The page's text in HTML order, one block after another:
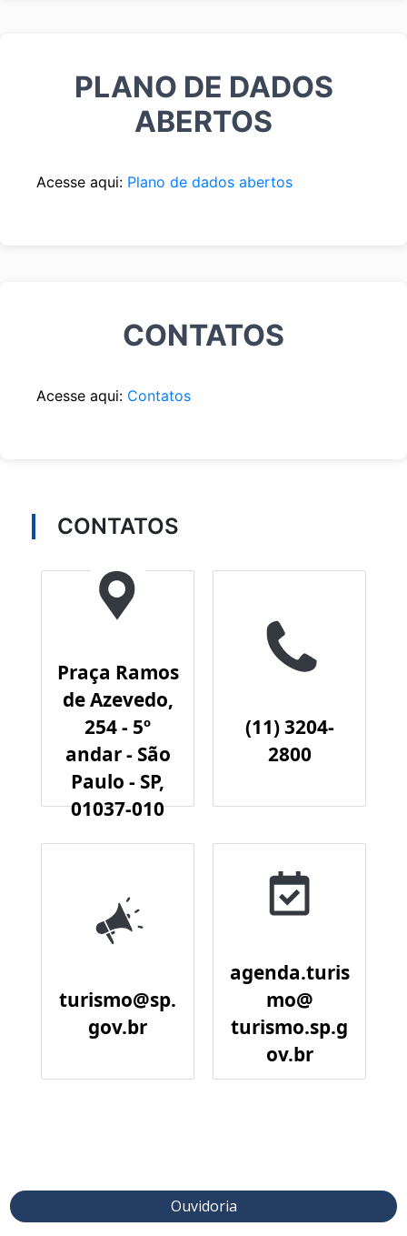
PLANO DE DADOS
ABERTOS
Acesse aqui: Plano de dados abertos
CONTATOS
Acesse aqui: Contatos
CONTATOS
Praça Ramos
de Azevedo,
254 - 5º
andar - São
Paulo - SP,
01037-010
(11) 3204-
2800
turismo@sp.
gov.br
agenda.turis
mo@
turismo.sp.g
ov.br
Ouvidoria